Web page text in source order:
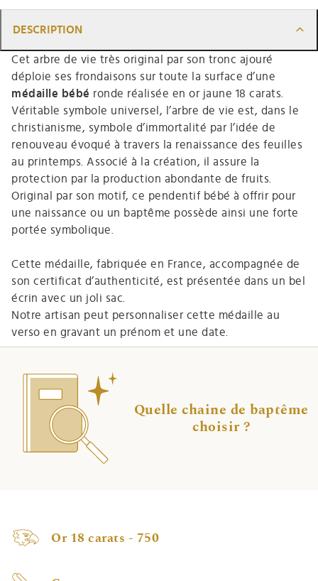
DESCRIPTION
Cet arbre de vie très original par son tronc ajouré
déploie ses frondaisons sur toute la surface d’une
médaille bébé ronde réalisée en or jaune 18 carats.
Véritable symbole universel, l’arbre de vie est, dans le
christianisme, symbole d’immortalité par l’idée de
renouveau évoqué à travers la renaissance des feuilles
au printemps. Associé à la création, il assure la
protection par la production abondante de fruits.
Original par son motif, ce pendentif bébé à offrir pour
une naissance ou un baptême possède ainsi une forte
portée symbolique.
Cette médaille, fabriquée en France, accompagnée de
son certificat d’authenticité, est présentée dans un bel
écrin avec un joli sac.
Notre artisan peut personnaliser cette médaille au
verso en gravant un prénom et une date.
Quelle chaine de baptême
choisir ?
Or 18 carats - 750